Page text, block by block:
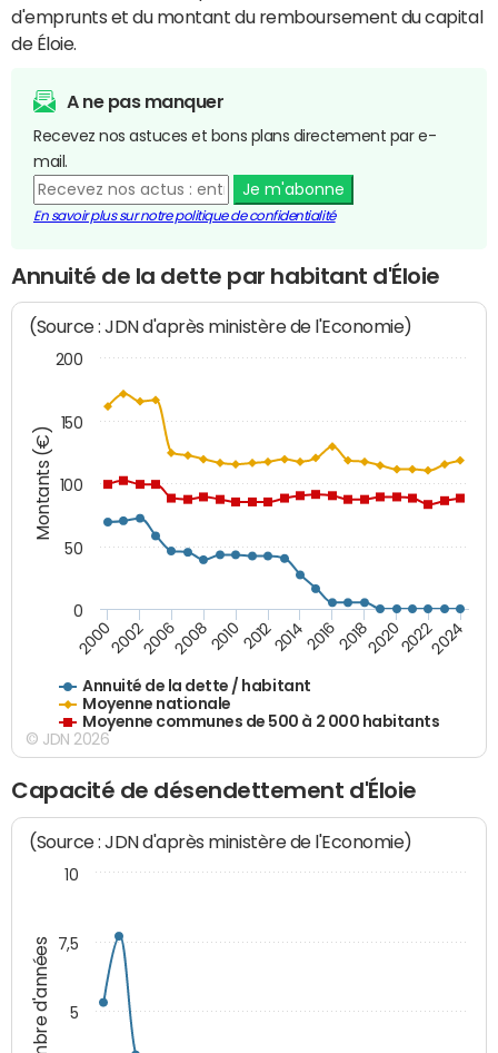
d'emprunts et du montant du remboursement du capital
de Éloie.
A ne pas manquer
Recevez nos astuces et bons plans directement par e-
mail.
Je m'abonne
En savoir plus sur notre politique de confidentialité
Annuité de la dette par habitant d'Éloie
Montants (€)
(Source : JDN d'après ministère de l'Economie)
Annuité de la dette / habitant
Moyenne nationale
Moyenne communes de 500 à 2 000 habitants
200020022006200820102012201420162018202020222024
0
50
100
150
200
© JDN 2026
Capacité de désendettement d'Éloie
Nombre d'années
(Source : JDN d'après ministère de l'Economie)
10
5
7,5